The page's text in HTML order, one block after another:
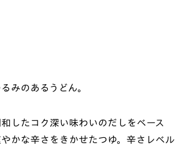
みのあるうどん。
したコク深い味わいのだしをベース
かな辛さをきかせたつゆ。辛さレベル